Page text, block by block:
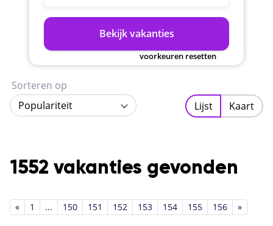
Bekijk vakanties
voorkeuren resetten
1552 vakanties gevonden
« 1 ... 150 151 152 153 154 155 156 »
Sorteren op
Populariteit
Lijst Kaart